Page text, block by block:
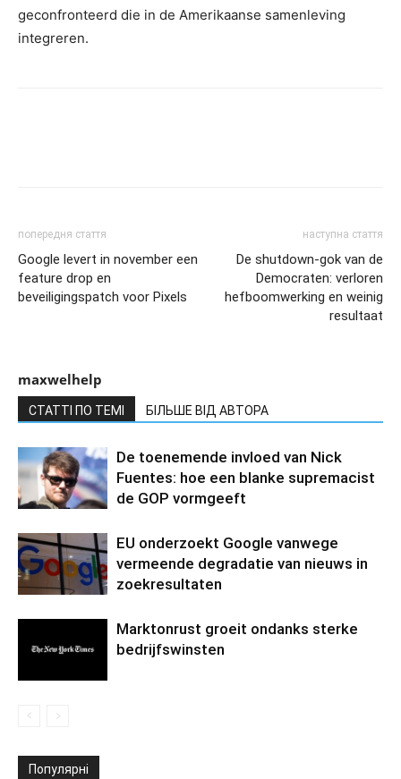
geconfronteerd die in de Amerikaanse samenleving
integreren.
попередня стаття
Google levert in november een
feature drop en
beveiligingspatch voor Pixels
наступна стаття
De shutdown-gok van de
Democraten: verloren
hefboomwerking en weinig
resultaat
maxwelhelp
СТАТТІ ПО ТЕМІ БІЛЬШЕ ВІД АВТОРА
De toenemende invloed van Nick
Fuentes: hoe een blanke supremacist
de GOP vormgeeft
EU onderzoekt Google vanwege
vermeende degradatie van nieuws in
zoekresultaten
Marktonrust groeit ondanks sterke
bedrijfswinsten
Популярні